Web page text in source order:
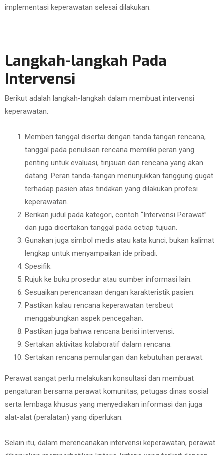
implementasi keperawatan selesai dilakukan.
Langkah-langkah Pada
Intervensi
Berikut adalah langkah-langkah dalam membuat intervensi
keperawatan:
Memberi tanggal disertai dengan tanda tangan rencana,
tanggal pada penulisan rencana memiliki peran yang
penting untuk evaluasi, tinjauan dan rencana yang akan
datang. Peran tanda-tangan menunjukkan tanggung gugat
terhadap pasien atas tindakan yang dilakukan profesi
keperawatan.
Berikan judul pada kategori, contoh “Intervensi Perawat”
dan juga disertakan tanggal pada setiap tujuan.
Gunakan juga simbol medis atau kata kunci, bukan kalimat
lengkap untuk menyampaikan ide pribadi.
Spesifik.
Rujuk ke buku prosedur atau sumber informasi lain.
Sesuaikan perencanaan dengan karakteristik pasien.
Pastikan kalau rencana keperawatan tersbeut
menggabungkan aspek pencegahan.
Pastikan juga bahwa rencana berisi intervensi.
Sertakan aktivitas kolaboratif dalam rencana.
Sertakan rencana pemulangan dan kebutuhan perawat.
Perawat sangat perlu melakukan konsultasi dan membuat
pengaturan bersama perawat komunitas, petugas dinas sosial
serta lembaga khusus yang menyediakan informasi dan juga
alat-alat (peralatan) yang diperlukan.
Selain itu, dalam merencanakan intervensi keperawatan, perawat